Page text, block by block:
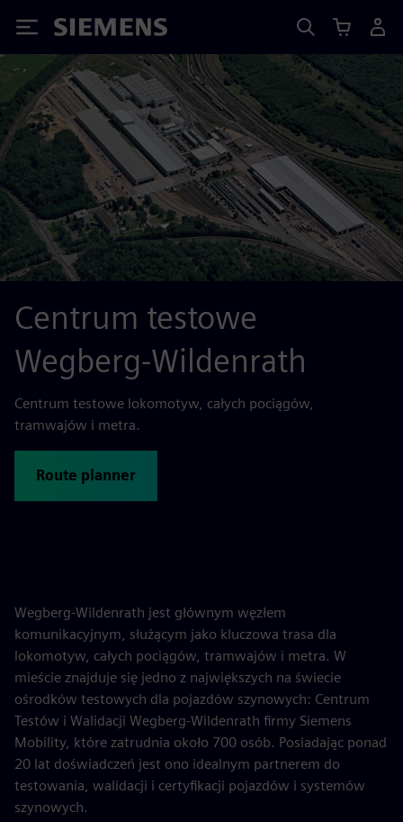
Siemens
Centrum testowe
Wegberg-Wildenrath
Centrum testowe lokomotyw, całych pociągów,
tramwajów i metra.
Route planner
Wegberg-Wildenrath jest głównym węzłem
komunikacyjnym, służącym jako kluczowa trasa dla
lokomotyw, całych pociągów, tramwajów i metra. W
mieście znajduje się jedno z największych na świecie
ośrodków testowych dla pojazdów szynowych: Centrum
Testów i Walidacji Wegberg-Wildenrath firmy Siemens
Mobility, które zatrudnia około 700 osób. Posiadając ponad
20 lat doświadczeń jest ono idealnym partnerem do
testowania, walidacji i certyfikacji pojazdów i systemów
szynowych.